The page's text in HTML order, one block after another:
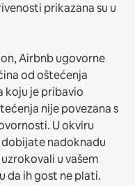
prikazana su u
Airbnb ugovorne
od oštećenja
koju je pribavio
nije povezana s
U okviru
nadoknadu
u vašem
da ih gost ne plati.